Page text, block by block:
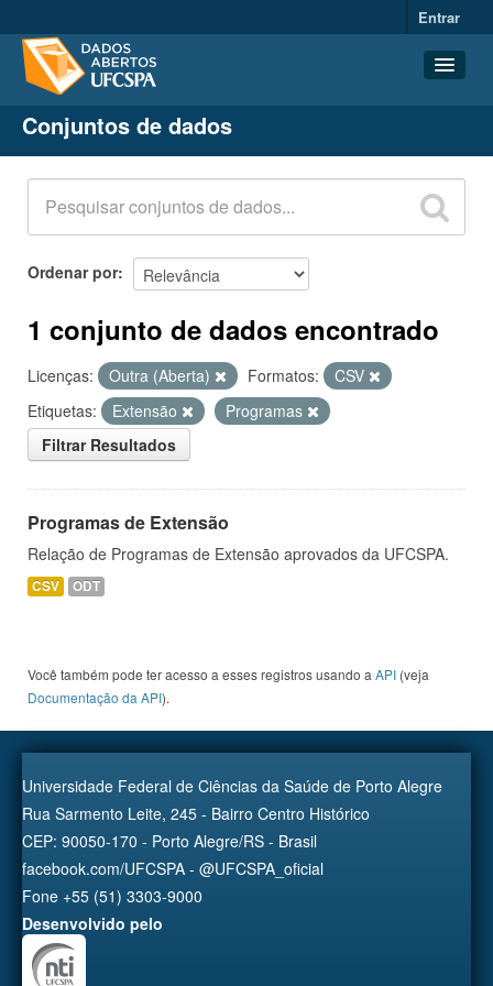
Entrar
Conjuntos de dados
Organizações
Grupos
Sobre
Conjuntos de dados
Ordenar por
1 conjunto de dados encontrado
Licenças: Outra (Aberta) Formatos:
CSV
Etiquetas:
Extensão
Programas
Filtrar Resultados
Programas de Extensão
Relação de Programas de Extensão aprovados da UFCSPA.
CSV ODT
Você também pode ter acesso a esses registros usando a API (veja
Documentação da API).
Universidade Federal de Ciências da Saúde de Porto Alegre
Rua Sarmento Leite, 245 - Bairro Centro Histórico
CEP: 90050-170 - Porto Alegre/RS - Brasil
facebook.com/UFCSPA - @UFCSPA_oficial
Fone +55 (51) 3303-9000
Desenvolvido pelo